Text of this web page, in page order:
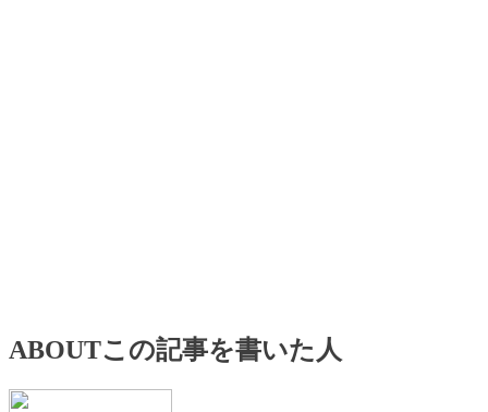
ABOUTこの記事を書いた人